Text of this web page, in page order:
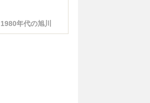
1980年代の旭川